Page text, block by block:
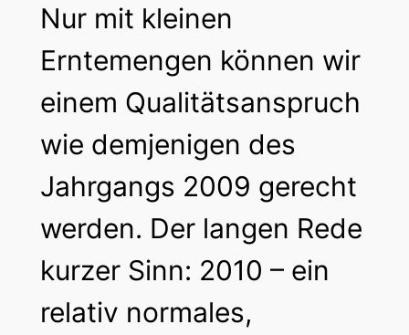
Nur mit kleinen
Erntemengen können wir
einem Qualitätsanspruch
wie demjenigen des
Jahrgangs 2009 gerecht
werden. Der langen Rede
kurzer Sinn: 2010 – ein
relativ normales,